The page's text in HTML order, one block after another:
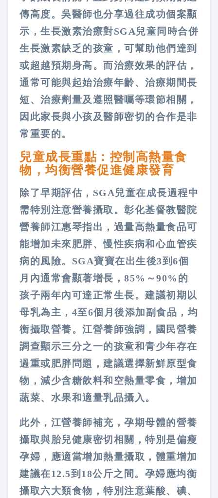
傳高度。吳醫師也分享過往成功個案顯
示，生長激素治療對SGA兒童同時合併
生長激素缺乏的孩童，可幫助他們達到
或超越預期身高。而治療效果的評估，
通常可能與起始治療年齡、治療期間長
短、治療劑量及遵照醫囑等環節相關，
因此家長與小孩及醫師密切的合作是非
常重要的。
兒童成長重點：控制高熱量食
物，均衡營養促進健康發育
除了早期評估，SGA兒童在成長過程中
需特別注意營養攝取。彰化基督教醫院
營養師江惠琴指出，過量高熱量食品可
能增加未來肥胖、慢性疾病和心血管疾
病的風險。SGA寶寶在出生後3到6個
月內通常會顯著增長，85%～90%的
孩子兩年內可達正常生長。建議初期以
母乳為主，4至6個月後添加副食品，均
衡攝取營養。江營養師強調，國民營養
調查顯示三分之一的孩童和青少年存在
過重或肥胖問題，建議選擇新鮮原型食
物，減少含糖飲料和空熱量零食，增加
蔬菜、水果和適量乳品攝入。
此外，江營養師補充，孕期母體的營養
攝取與胎兒健康密切相關，特別是偏瘦
孕婦，應適當增加熱量攝取，體重增加
建議在12.5到18公斤之間。孕婦應均衡
攝取六大類食物，特別注意葉酸、碘、